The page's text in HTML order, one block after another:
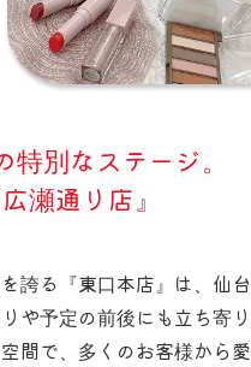
別なステージ。
瀬通り店』
誇る『東口本店』は、仙台
や予定の前後にも立ち寄り
間で、多くのお客様から愛